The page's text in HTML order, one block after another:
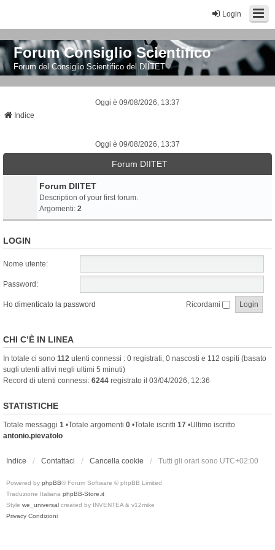
Login
Forum Consiglio Scientifico
Forum del Consiglio Scientifico del DIITET
Oggi è 09/08/2026, 13:37
Indice
Oggi è 09/08/2026, 13:37
Forum DIITET
Forum DIITET
Description of your first forum.
Argomenti: 2
LOGIN
Nome utente:
Password:
Ho dimenticato la password Ricordami
CHI C’È IN LINEA
In totale ci sono 112 utenti connessi : 0 registrati, 0 nascosti e 112 ospiti (basato
sugli utenti attivi negli ultimi 5 minuti)
Record di utenti connessi: 6244 registrato il 03/04/2026, 12:36
STATISTICHE
Totale messaggi 1 •Totale argomenti 0 •Totale iscritti 17 •Ultimo iscritto
antonio.pievatolo
Indice Contattaci Cancella cookie Tutti gli orari sono UTC+02:00
Powered by phpBB® Forum Software © phpBB Limited
Traduzione Italiana phpBB-Store.it
Style we_universal created by INVENTEA & v12mike
Privacy Condizioni